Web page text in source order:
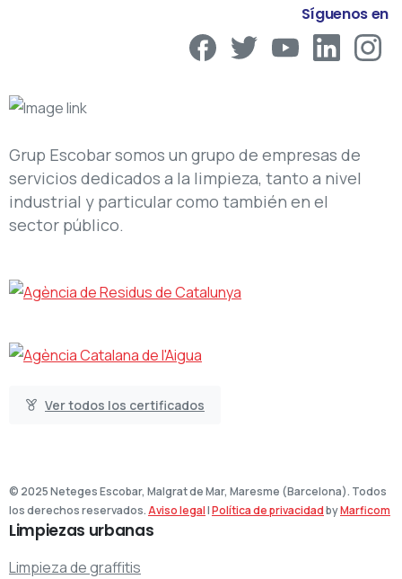
Síguenos en
Grup Escobar somos un grupo de empresas de
servicios dedicados a la limpieza, tanto a nivel
industrial y particular como también en el
sector público.
Ver todos los certificados
© 2025 Neteges Escobar, Malgrat de Mar, Maresme (Barcelona). Todos
los derechos reservados.Aviso legal|Política de privacidadbyMarficom
Limpiezas urbanas
Limpieza de graffitis